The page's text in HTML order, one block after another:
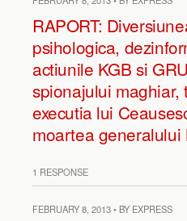
RAPORT:
psihologica,
actiunile KGB si
spionajului maghiar,
executia lui
moartea generalului
1 RESPONSE
FEBRUARY 8, 2013 • BY EXPRESS